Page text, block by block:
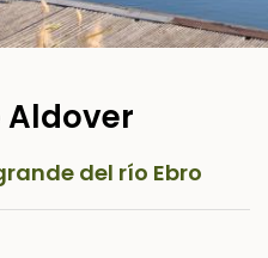
Aldover
del río Ebro